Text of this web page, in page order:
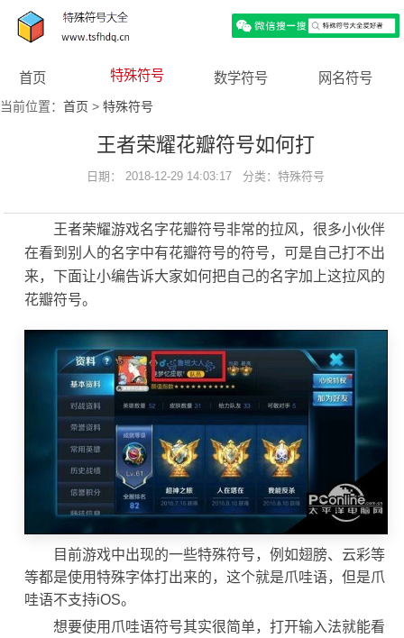
首页 特殊符号 数学符号 网名符号
当前位置： 首页 > 特殊符号
王者荣耀花瓣符号如何打
日期： 2018-12-29 14:03:17 分类：特殊符号
王者荣耀游戏名字花瓣符号非常的拉风，很多小伙伴
在看到别人的名字中有花瓣符号的符号，可是自己打不出
来，下面让小编告诉大家如何把自己的名字加上这拉风的
花瓣符号。
目前游戏中出现的一些特殊符号，例如翅膀、云彩等
等都是使用特殊字体打出来的，这个就是爪哇语，但是爪
哇语不支持iOS。
想要使用爪哇语符号其实很简单，打开输入法就能看